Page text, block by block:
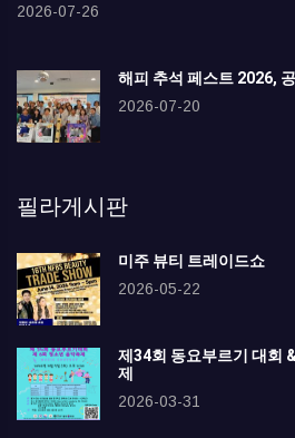
2026-07-26
해피 추석 페스트 2026,
2026-07-20
필라게시판
미주 뷰티 트레이드쇼
2026-05-22
제34회 동요부르기 대회
제
2026-03-31